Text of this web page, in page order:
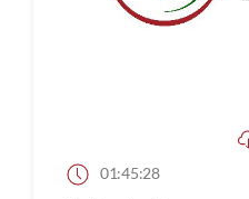
01:45:28